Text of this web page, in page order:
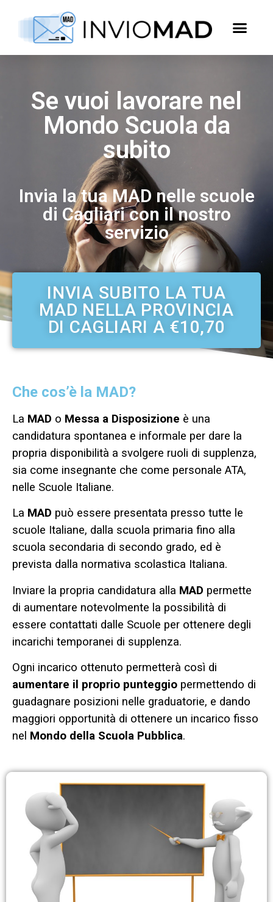
Se vuoi lavorare nel
Mondo Scuola da
subito
Invia la tua MAD nelle scuole
di Cagliari con il nostro
servizio
INVIA SUBITO LA TUA
MAD NELLA PROVINCIA
DI CAGLIARI A €10,70
Che cos’è la MAD?
La MAD o Messa a Disposizione è una
candidatura spontanea e informale per dare la
propria disponibilità a svolgere ruoli di supplenza,
sia come insegnante che come personale ATA,
nelle Scuole Italiane.
La MAD può essere presentata presso tutte le
scuole Italiane, dalla scuola primaria fino alla
scuola secondaria di secondo grado, ed è
prevista dalla normativa scolastica Italiana.
Inviare la propria candidatura alla MAD permette
di aumentare notevolmente la possibilità di
essere contattati dalle Scuole per ottenere degli
incarichi temporanei di supplenza.
Ogni incarico ottenuto permetterà così di
aumentare il proprio punteggio permettendo di
guadagnare posizioni nelle graduatorie, e dando
maggiori opportunità di ottenere un incarico fisso
nel Mondo della Scuola Pubblica.